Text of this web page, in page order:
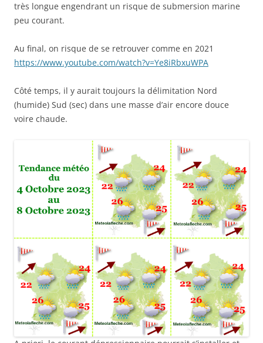
très longue engendrant un risque de submersion marine
peu courant.
Au final, on risque de se retrouver comme en 2021
https://www.youtube.com/watch?v=Ye8iRbxuWPA
Côté temps, il y aurait toujours la délimitation Nord
(humide) Sud (sec) dans une masse d’air encore douce
voire chaude.